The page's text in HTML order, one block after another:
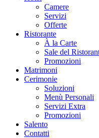
Camere
Servizi
Offerte
Ristorante
À la Carte
Sale del
Promozioni
Matrimoni
Cerimonie
Soluzioni
Menù Personali
Servizi Extra
Promozioni
Salento
Contatti